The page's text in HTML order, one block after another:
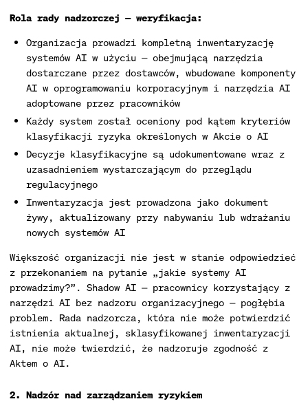
Rola rady nadzorczej — weryfikacja:
Organizacja prowadzi kompletną inwentaryzację
systemów AI w użyciu — obejmującą narzędzia
dostarczane przez dostawców, wbudowane komponenty
AI w oprogramowaniu korporacyjnym i narzędzia AI
adoptowane przez pracowników
Każdy system został oceniony pod kątem kryteriów
klasyfikacji ryzyka określonych w Akcie o AI
Decyzje klasyfikacyjne są udokumentowane wraz z
uzasadnieniem wystarczającym do przeglądu
regulacyjnego
Inwentaryzacja jest prowadzona jako dokument
żywy, aktualizowany przy nabywaniu lub wdrażaniu
nowych systemów AI
Większość organizacji nie jest w stanie odpowiedzieć
z przekonaniem na pytanie „jakie systemy AI
prowadzimy?”. Shadow AI — pracownicy korzystający z
narzędzi AI bez nadzoru organizacyjnego — pogłębia
problem. Rada nadzorcza, która nie może potwierdzić
istnienia aktualnej, sklasyfikowanej inwentaryzacji
AI, nie może twierdzić, że nadzoruje zgodność z
Aktem o AI.
2. Nadzór nad zarządzaniem ryzykiem